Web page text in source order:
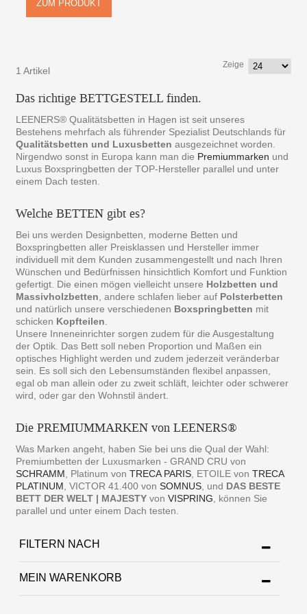
ZUM PRODUKT
1 Artikel
Zeige
Das richtige BETTGESTELL finden.
LEENERS® Qualitätsbetten in Hagen ist seit unseres
Bestehens mehrfach als führender Spezialist Deutschlands für
Qualitätsbetten und Luxusbettenausgezeichnet worden.
Nirgendwo sonst in Europa kann man die Premiummarken und
Luxus Boxspringbetten der TOP-Hersteller parallel und unter
einem Dach testen.
Welche BETTEN gibt es?
Bei uns werden Designbetten, moderne Betten und
Boxspringbetten aller Preisklassen und Hersteller immer
individuell mit dem Kunden zusammengestellt und nach Ihren
Wünschen und Bedürfnissen hinsichtlich Komfort und Funktion
gefertigt. Die einen mögen vielleicht unsere Holzbetten und
Massivholzbetten , andere schlafen lieber auf Polsterbetten
und natürlich unsere verschiedenen Boxspringbetten mit
schicken Kopfteilen
Unsere Inneneinrichter sorgen zudem für die Ausgestaltung
der Optik. Das Bett soll neben Proportion und Maßen ein
optisches Highlight werden und zudem jederzeit veränderbar
sein. Es soll sich den Lebensumständen flexibel anpassen,
egal ob man allein oder zu zweit schläft, leichter oder schwerer
wird, oder gar den Wohnstil ändert.
Die PREMIUMMARKEN von LEENERS®
Was Marken angeht, haben Sie bei uns die Qual der Wahl:
Premiumbetten der Luxusmarken - GRAND CRU von
SCHRAMM , Platinum vonTRECA PARIS , ETOILE vonTRECA
PLATINUM , VICTOR 41.400 vonSOMNUS , und DAS BESTE
BETT DER WELT | MAJESTYvonVISPRING , können Sie
parallel und unter einem Dach testen.
FILTERN NACH
MEIN WARENKORB